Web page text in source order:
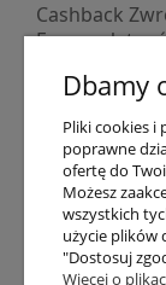
Cashback
Formy
Numer konta
PayPo
Progi
Promocje
Dostawa
Czas wysyłki
Dbamy
Pliki cookies i
poprawne
ofertę do
Możesz
wszystkich
użycie plików
"Dostosuj
Więcej o